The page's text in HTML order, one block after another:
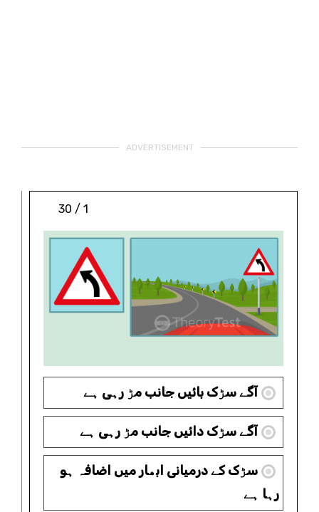
ADVERTISEMENT
1 / 30
آگے سڑک بائیں جانب مڑ رہی ہے
آگے سڑک دائیں جانب مڑ رہی ہے
سڑک کے درمیانی ابھار میں اضافہ ہو
رہا ہے